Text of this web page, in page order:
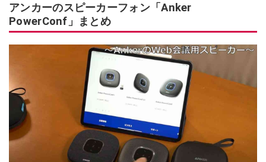
アンカーのスピーカーフォン「Anker
PowerConf」まとめ